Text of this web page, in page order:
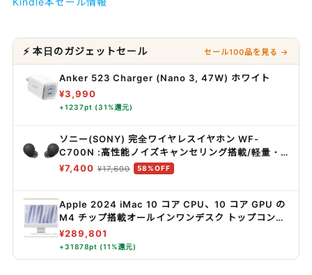
⚡ 本日のガジェットセール セール100品を見る →
Anker 523 Charger (Nano 3, 47W) ホワイト
¥3,990
+1237pt (31%還元)
ソニー(SONY) 完全ワイヤレスイヤホン WF-
C700N :高性能ノイズキャンセリング搭載/軽量・
小型設計/音質アップスケール機能搭載/連続音楽再
リアな通話性能/マルチポイント対応 ブラック WF-
C700N BZ
¥7,400 ¥17,600 58%OFF
Apple 2024 iMac 10 コア CPU、10 コア GPU の
M4 チップ搭載オールインワンデスク トップコンピ
ュータ: Apple Intelligence のために設計、24 イ
ンチ Retina ディスプレ イ、16GBユニファイドメ
モリ、256GBの SSD ストレージ、ボディと同じカ
¥289,801
+31878pt (11%還元)